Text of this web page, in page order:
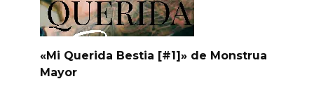
«Mi Querida Bestia [#1]» de Monstrua
Mayor